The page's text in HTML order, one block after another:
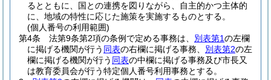
るとともに、国との連携を図りながら、自主的かつ主体的
に、地域の特性に応じた施策を実施するものとする。
(個人番号の利用範囲)
第4条
法第9条第2項の条例で定める事務は、 別表第1の左欄
に掲げる機関が行う 同表の右欄に掲げる事務、 別表第2の左
欄に掲げる機関が行う 同表の中欄に掲げる事務及び市長又
は教育委員会が行う特定個人番号利用事務とする。